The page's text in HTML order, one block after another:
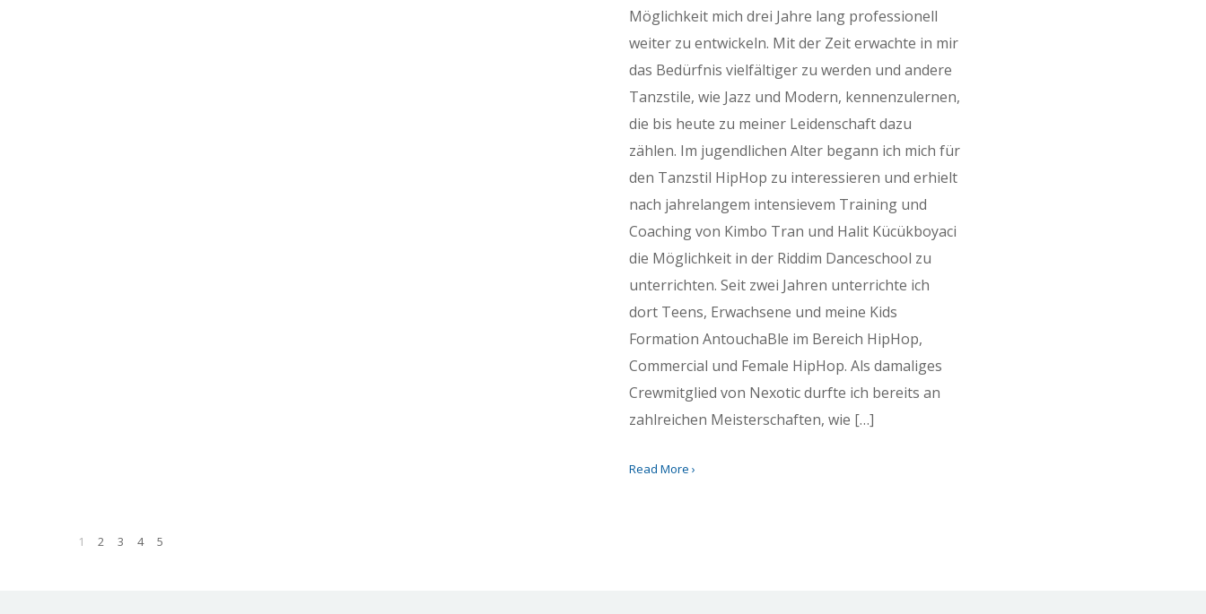
Möglichkeit mich drei Jahre lang professionell
weiter zu entwickeln. Mit der Zeit erwachte in mir
das Bedürfnis vielfältiger zu werden und andere
Tanzstile, wie Jazz und Modern, kennenzulernen,
die bis heute zu meiner Leidenschaft dazu
zählen. Im jugendlichen Alter begann ich mich für
den Tanzstil HipHop zu interessieren und erhielt
nach jahrelangem intensievem Training und
Coaching von Kimbo Tran und Halit Kücükboyaci
die Möglichkeit in der Riddim Danceschool zu
unterrichten. Seit zwei Jahren unterrichte ich
dort Teens, Erwachsene und meine Kids
Formation AntouchaBle im Bereich HipHop,
Commercial und Female HipHop. Als damaliges
Crewmitglied von Nexotic durfte ich bereits an
zahlreichen Meisterschaften, wie […]
Read More ›
1 2 3 4 5